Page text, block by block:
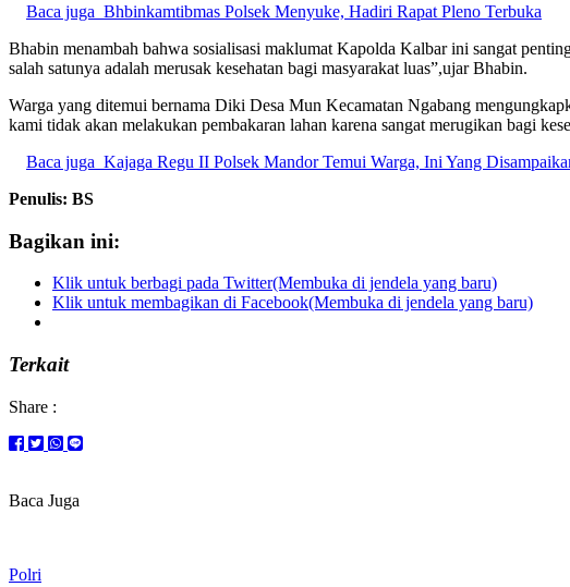
Baca juga Bhbinkamtibmas Polsek Menyuke, Hadiri Rapat Pleno Terbuka
Bhabin menambah bahwa sosialisasi maklumat Kapolda Kalbar ini sangat
salah satunya adalah merusak kesehatan bagi masyarakat luas”,ujar Bhabin.
Warga yang ditemui bernama Diki Desa Mun Kecamatan Ngabang
kami tidak akan melakukan pembakaran lahan karena sangat merugikan bagi
Baca juga Kajaga Regu II Polsek Mandor Temui Warga, Ini Yang
Penulis: BS
Bagikan ini:
Klik untuk berbagi pada Twitter(Membuka di jendela yang baru)
Klik untuk membagikan di Facebook(Membuka di jendela yang baru)
Terkait
Share :
Baca Juga
Polri